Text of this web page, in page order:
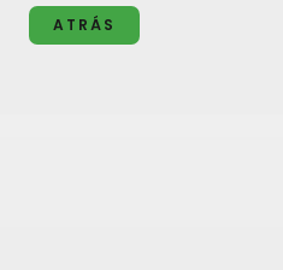
ATRÁS